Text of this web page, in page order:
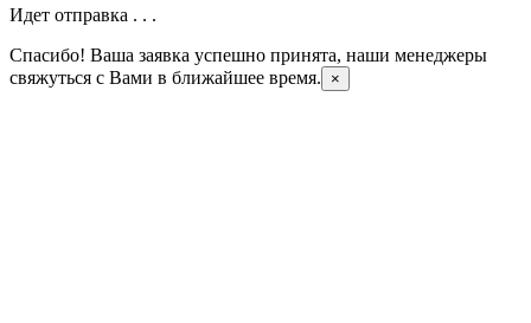
Идет отправка . . .
Спасибо! Ваша заявка успешно принята, наши менеджеры
свяжуться с Вами в ближайшее время.
×